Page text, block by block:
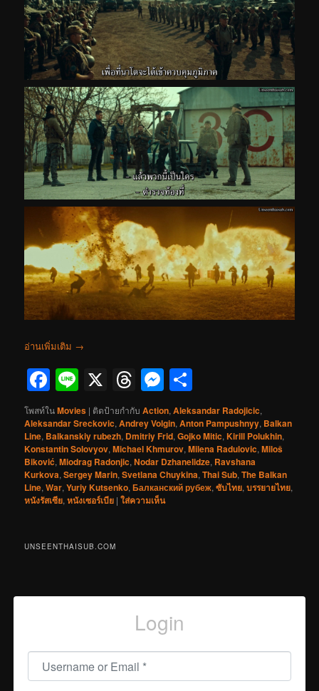
อ่านเพิ่มเติม →
Facebook
Line
X Threads
Messenger
โพสท์ในMovies | ติดป้ายกำกับ Action,Aleksandar Radojicic,
Aleksandar Sreckovic,Andrey Volgin,Anton Pampushnyy, Balkan
Line, Balkanskiy rubezh, Dmitriy Frid,Gojko Mitic,Kirill Polukhin,
Konstantin Solovyov,Michael Khmurov,Milena Radulovic,Miloš
Biković,Miodrag Radonjic,Nodar Dzhanelidze, Ravshana
Kurkova,Sergey Marin,Svetlana Chuykina,Thai Sub,The Balkan
Line,War,Yuriy Kutsenko,Балканский рубеж,ซับไทย,บรรยายไทย,
หนังรัสเซีย,หนังเซอร์เบีย |ใส่ความเห็น
UNSEENTHAISUB.COM
Login
Username or Email